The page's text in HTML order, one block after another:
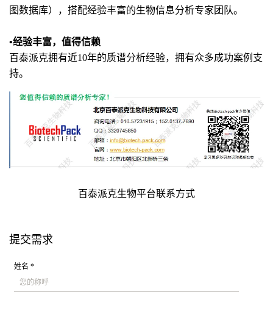
图数据库），搭配经验丰富的生物信息分析专家团队。
•经验丰富，值得信赖
百泰派克拥有近10年的质谱分析经验，拥有众多成功案例支
持。
百泰派克生物平台联系方式
提交需求
姓名 *